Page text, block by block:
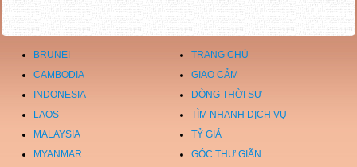
BRUNEI
TRANG CHỦ
CAMBODIA
GIAO CẢM
INDONESIA
DÒNG THỜI SỰ
LAOS
TÌM NHANH DỊCH VỤ
MALAYSIA
TỶ GIÁ
MYANMAR
GÓC THƯ GIÃN